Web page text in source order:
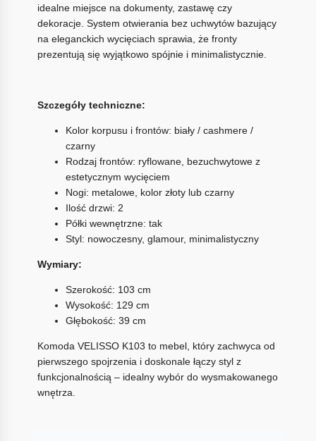
idealne miejsce na dokumenty, zastawę czy
dekoracje. System otwierania bez uchwytów bazujący
na eleganckich wycięciach sprawia, że fronty
prezentują się wyjątkowo spójnie i minimalistycznie.
Szczegóły techniczne:
Kolor korpusu i frontów: biały / cashmere /
czarny
Rodzaj frontów: ryflowane, bezuchwytowe z
estetycznym wycięciem
Nogi: metalowe, kolor złoty lub czarny
Ilość drzwi: 2
Półki wewnętrzne: tak
Styl: nowoczesny, glamour, minimalistyczny
Wymiary:
Szerokość: 103 cm
Wysokość: 129 cm
Głębokość: 39 cm
Komoda VELISSO K103 to mebel, który zachwyca od
pierwszego spojrzenia i doskonale łączy styl z
funkcjonalnością – idealny wybór do wysmakowanego
wnętrza.